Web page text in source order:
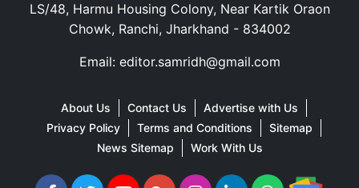
LS/48, Harmu Housing Colony, Near Kartik Oraon
Chowk, Ranchi, Jharkhand - 834002
Email: editor.samridh@gmail.com
About Us Contact Us
Advertise with Us
Privacy Policy
Terms and Conditions
Sitemap
News Sitemap
Work With Us